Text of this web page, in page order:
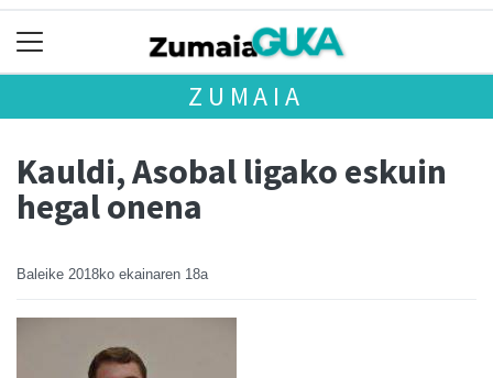
ZUMAIA
Kauldi, Asobal ligako eskuin
hegal onena
Baleike 2018ko ekainaren 18a